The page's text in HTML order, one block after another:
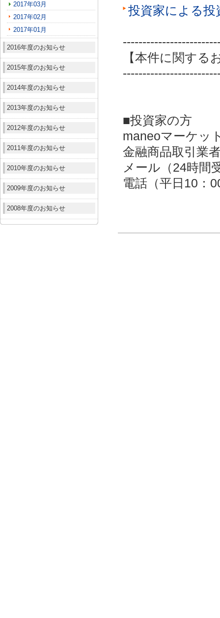
2017年03月
2017年02月
2017年01月
2016年度のお知らせ
2015年度のお知らせ
2014年度のお知らせ
2013年度のお知らせ
2012年度のお知らせ
2011年度のお知らせ
2010年度のお知らせ
2009年度のお知らせ
2008年度のお知らせ
投資家による
【本件に関する
■投資家の方
maneoマーケッ
金融商品取引業
メール（24時間
電話（平日10：